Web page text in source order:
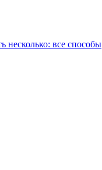
несколько: все способы